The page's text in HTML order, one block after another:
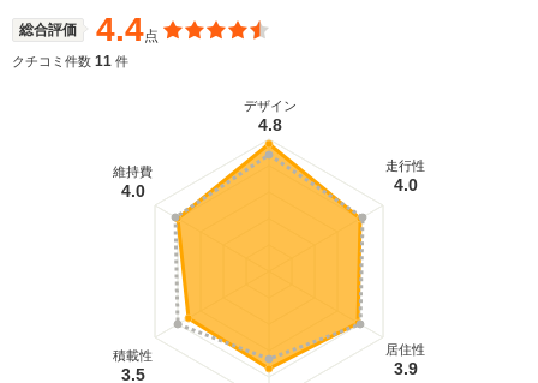
総合評価 4.4点
クチコミ件数 11 件
デザイン
4.8
走行性
4.0
居住性
3.9
積載性
3.5
維持費
4.0